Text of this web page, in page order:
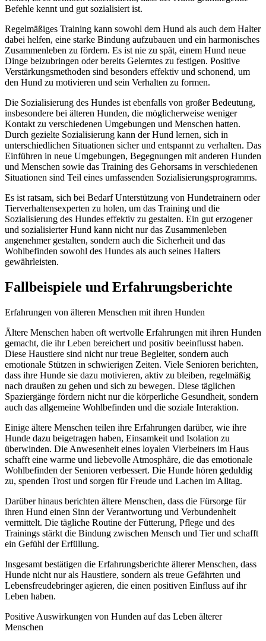
Befehle kennt und gut sozialisiert ist.
Regelmäßiges Training kann sowohl dem Hund als auch dem Halter
dabei helfen, eine starke Bindung aufzubauen und ein harmonisches
Zusammenleben zu fördern. Es ist nie zu spät, einem Hund neue
Dinge beizubringen oder bereits Gelerntes zu festigen. Positive
Verstärkungsmethoden sind besonders effektiv und schonend, um
den Hund zu motivieren und sein Verhalten zu formen.
Die Sozialisierung des Hundes ist ebenfalls von großer Bedeutung,
insbesondere bei älteren Hunden, die möglicherweise weniger
Kontakt zu verschiedenen Umgebungen und Menschen hatten.
Durch gezielte Sozialisierung kann der Hund lernen, sich in
unterschiedlichen Situationen sicher und entspannt zu verhalten. Das
Einführen in neue Umgebungen, Begegnungen mit anderen Hunden
und Menschen sowie das Training des Gehorsams in verschiedenen
Situationen sind Teil eines umfassenden Sozialisierungsprogramms.
Es ist ratsam, sich bei Bedarf Unterstützung von Hundetrainern oder
Tierverhaltensexperten zu holen, um das Training und die
Sozialisierung des Hundes effektiv zu gestalten. Ein gut erzogener
und sozialisierter Hund kann nicht nur das Zusammenleben
angenehmer gestalten, sondern auch die Sicherheit und das
Wohlbefinden sowohl des Hundes als auch seines Halters
gewährleisten.
Fallbeispiele und Erfahrungsberichte
Erfahrungen von älteren Menschen mit ihren Hunden
Ältere Menschen haben oft wertvolle Erfahrungen mit ihren Hunden
gemacht, die ihr Leben bereichert und positiv beeinflusst haben.
Diese Haustiere sind nicht nur treue Begleiter, sondern auch
emotionale Stützen in schwierigen Zeiten. Viele Senioren berichten,
dass ihre Hunde sie dazu motivieren, aktiv zu bleiben, regelmäßig
nach draußen zu gehen und sich zu bewegen. Diese täglichen
Spaziergänge fördern nicht nur die körperliche Gesundheit, sondern
auch das allgemeine Wohlbefinden und die soziale Interaktion.
Einige ältere Menschen teilen ihre Erfahrungen darüber, wie ihre
Hunde dazu beigetragen haben, Einsamkeit und Isolation zu
überwinden. Die Anwesenheit eines loyalen Vierbeiners im Haus
schafft eine warme und liebevolle Atmosphäre, die das emotionale
Wohlbefinden der Senioren verbessert. Die Hunde hören geduldig
zu, spenden Trost und sorgen für Freude und Lachen im Alltag.
Darüber hinaus berichten ältere Menschen, dass die Fürsorge für
ihren Hund einen Sinn der Verantwortung und Verbundenheit
vermittelt. Die tägliche Routine der Fütterung, Pflege und des
Trainings stärkt die Bindung zwischen Mensch und Tier und schafft
ein Gefühl der Erfüllung.
Insgesamt bestätigen die Erfahrungsberichte älterer Menschen, dass
Hunde nicht nur als Haustiere, sondern als treue Gefährten und
Lebensfreudebringer agieren, die einen positiven Einfluss auf ihr
Leben haben.
Positive Auswirkungen von Hunden auf das Leben älterer
Menschen